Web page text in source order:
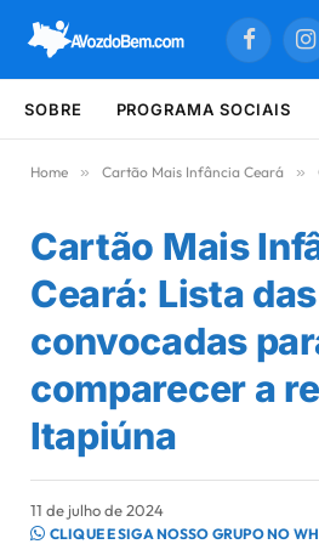
SOBRE PROGRAMA SOCIAIS
Home » Cartão Mais Infância Ceará »
Cartão Mais
Ceará: Lista
convocadas
comparecer a
Itapiúna
11 de julho de 2024
CLIQUE E SIGA NOSSO GRUPO NO